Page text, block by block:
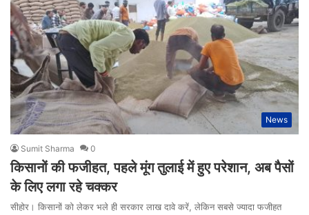
News
Sumit Sharma 0
किसानों की फजीहत, पहले मूंग तुलाई में हुए परेशान, अब पैसों
के लिए लगा रहे चक्कर
सीहोर। किसानों को लेकर भले ही सरकार लाख दावे करें, लेकिन सबसे ज्यादा फजीहत